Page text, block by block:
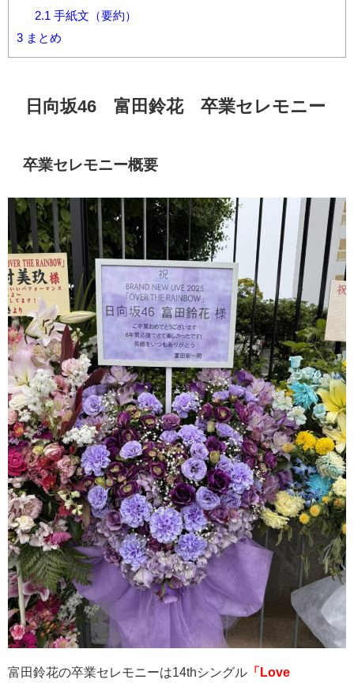
2.1 手紙文（要約）
3 まとめ
日向坂46 富田鈴花 卒業セレモニー
卒業セレモニー概要
富田鈴花の卒業セレモニーは14thシングル 「Love